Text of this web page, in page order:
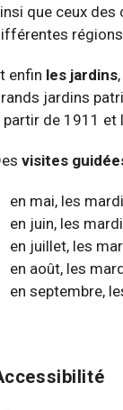
que ceux des
régions
enfin les jardins
jardins
partir de 1911 et
visites
en mai, les
en juin, les
en juillet, les
en août, les
en septembre,